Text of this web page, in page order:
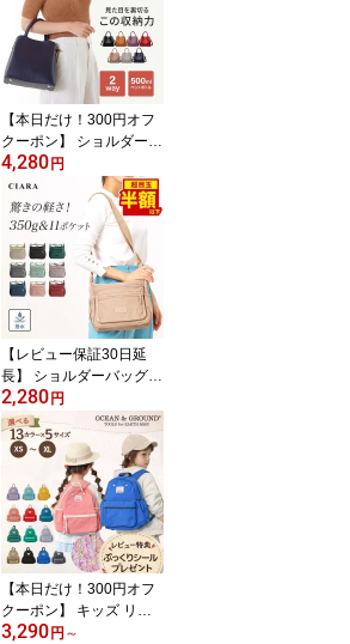
ックス 持ち歩き コスメ
ポーチ 仕切り 機能的 縦
型 ミニ 旅行 ポーチ バニ
ティ ブランド プレゼン
ト ギフト 夏 旅行ポーチ
【本日だけ！300円オフ
クーポン】 ショルダーバ
ッグ レディース 斜めが
け 大人 大きめ 軽量 ナイ
ロン 大容量 上品 ミニト
ート 通勤 仕切り 入学式
卒業式 フォーマル ブラ
ンド 小さい 軽い トート
バッグ ファスナー付き
合皮 レザー調 肩掛け プ
レゼント ギフト 夏
4,280円
【レビュー保証30日延
長】 ショルダーバッグ
レディース 斜めがけ 大
人 軽量 小さめ 大きめ 上
品 大容量 多収納 ポケッ
ト いっぱい ブランド ナ
イロン 撥水 軽い 布 ボッ
クス型 旅行 ミニバッグ
トラベル ファスナー付
通勤 コンパクト プレゼ
ント ギフト 旅行バッグ
夏
2,280円
【本日だけ！300円オフ
クーポン】 キッズ リュ
ック 子供 子ども 女の子
3,290円 ～